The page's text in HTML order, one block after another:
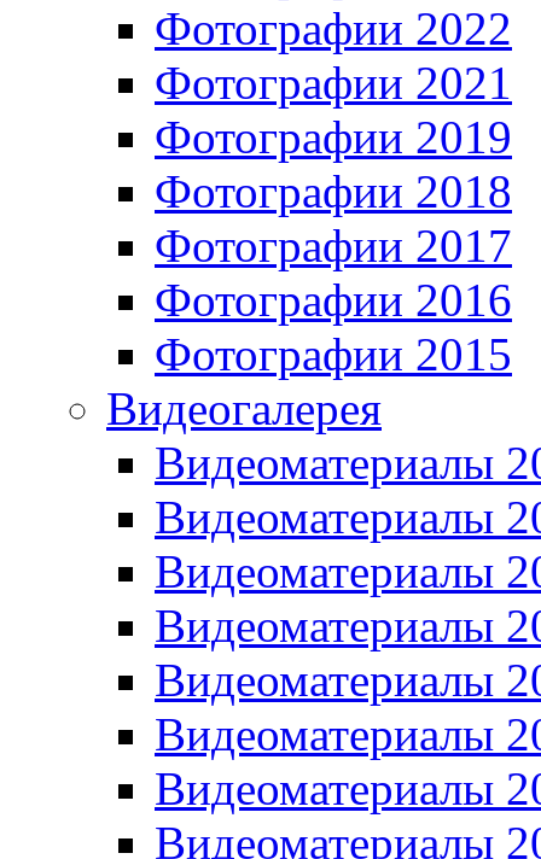
Фотографии 2022
Фотографии 2021
Фотографии 2019
Фотографии 2018
Фотографии 2017
Фотографии 2016
Фотографии 2015
Видеогалерея
Видеоматериалы
Видеоматериалы
Видеоматериалы
Видеоматериалы
Видеоматериалы
Видеоматериалы
Видеоматериалы
Видеоматериалы